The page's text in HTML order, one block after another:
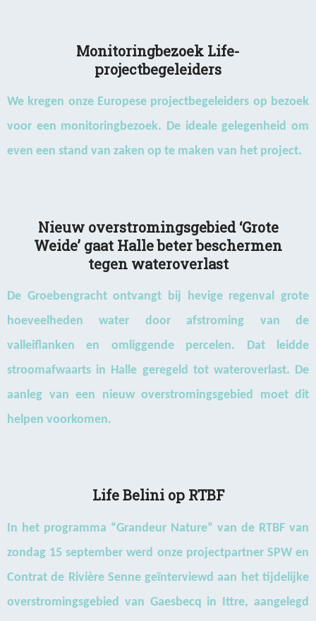
Monitoringbezoek Life-
projectbegeleiders
We kregen onze Europese projectbegeleiders op bezoek
voor een monitoringbezoek. De ideale gelegenheid om
even een stand van zaken op te maken van het project.
Nieuw overstromingsgebied ‘Grote
Weide’ gaat Halle beter beschermen
tegen wateroverlast
De Groebengracht ontvangt bij hevige regenval grote
hoeveelheden water door afstroming van de
valleiflanken en omliggende percelen. Dat leidde
stroomafwaarts in Halle geregeld tot wateroverlast. De
aanleg van een nieuw overstromingsgebied moet dit
helpen voorkomen.
Life Belini op RTBF
In het programma “Grandeur Nature” van de RTBF van
zondag 15 september werd onze projectpartner SPW en
Contrat de Rivière Senne geïnterviewd aan het tijdelijke
overstromingsgebied van Gaesbecq in Ittre, aangelegd